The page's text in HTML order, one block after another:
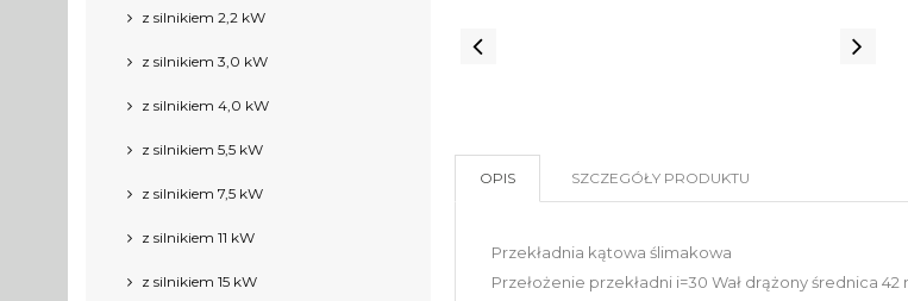
z silnikiem 2,2 kW
z silnikiem 3,0 kW
z silnikiem 4,0 kW
z silnikiem 5,5 kW
z silnikiem 7,5 kW
z silnikiem 11 kW
z silnikiem 15 kW
OPIS SZCZEGÓŁY PRODUKTU
Przekładnia kątowa ślimakowa
Przełożenie przekładni i=30 Wał drążony średnica 42